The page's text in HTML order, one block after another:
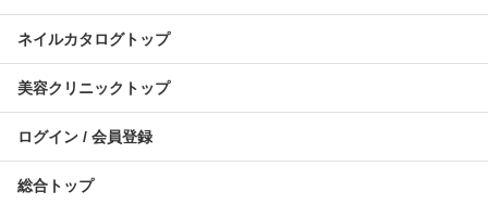
ネイルカタログトップ
美容クリニックトップ
ログイン / 会員登録
総合トップ